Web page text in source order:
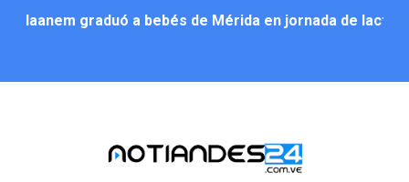
Iaanem graduó a bebés de Mérida en jornada de
Alcalde Nelson Álvarez llevó jornada recreativa a la